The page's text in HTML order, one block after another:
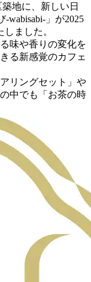
地に、新しい日
wabisabi-」が2025
ました。
味や香りの変化を
る新感覚のカフェ
リングセット」や
中でも「お茶の時